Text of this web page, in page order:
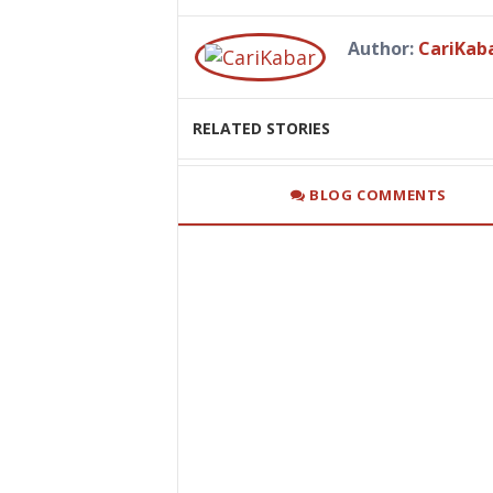
Author:
RELATED STORIES
BLOG COMMENTS